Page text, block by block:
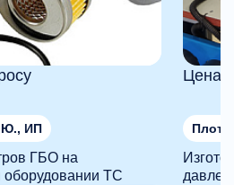
ИП
ГБО на
оборудовании ТС
Цена